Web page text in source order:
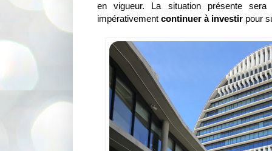
en vigueur. La situation présente
impérativement continuer à investir pour